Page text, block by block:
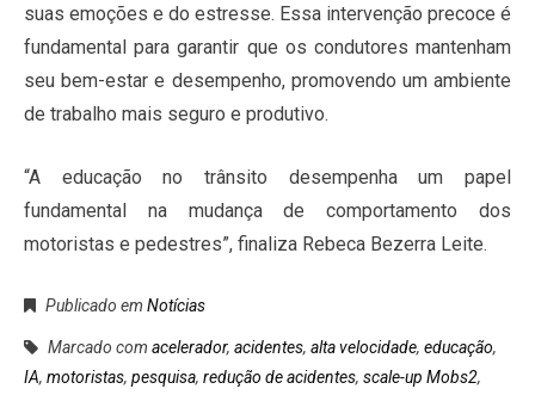
suas emoções e do estresse. Essa intervenção precoce é
fundamental para garantir que os condutores mantenham
seu bem-estar e desempenho, promovendo um ambiente
de trabalho mais seguro e produtivo.
“A educação no trânsito desempenha um papel
fundamental na mudança de comportamento dos
motoristas e pedestres”, finaliza Rebeca Bezerra Leite.
Publicado em Notícias
Marcado com acelerador, acidentes, alta velocidade, educação,
IA, motoristas, pesquisa, redução de acidentes, scale-up Mobs2,